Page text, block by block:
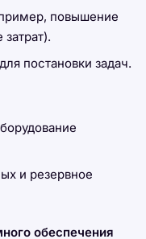
повышение
постановки задач.
и резервное
обеспечения